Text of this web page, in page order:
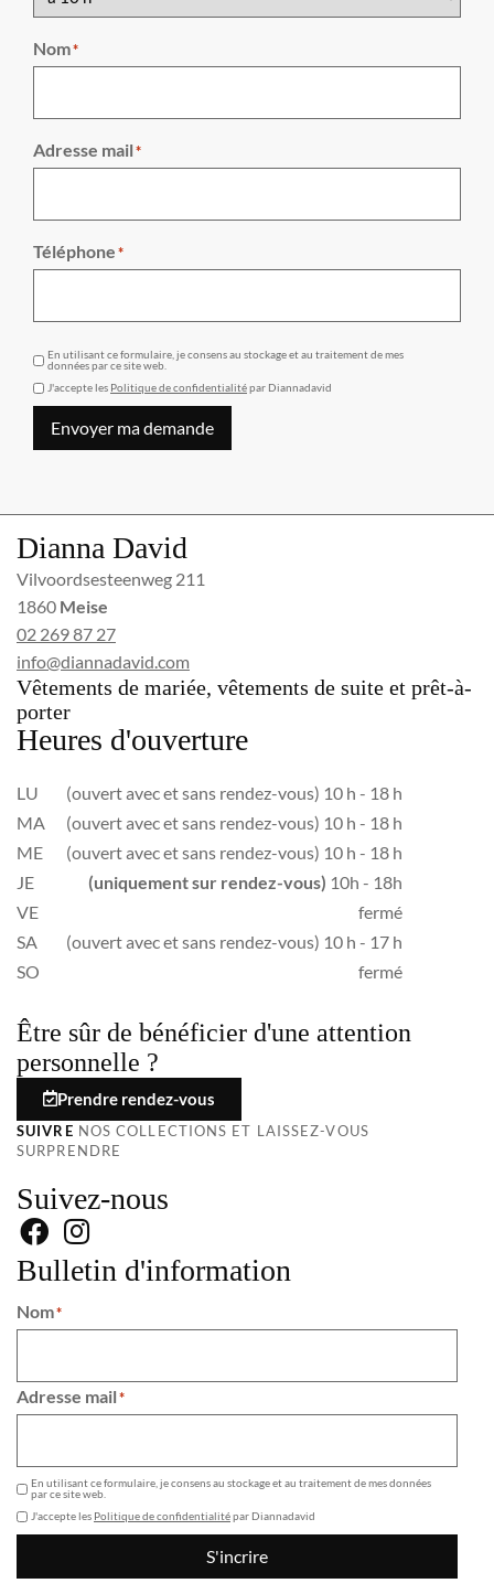
Nom*
Adresse mail*
Téléphone*
En utilisant ce formulaire, je consens au stockage et au traitement de mes
données par ce site web.
J'accepte les Politique de confidentialitépar Diannadavid
Envoyer ma demande
Dianna David
Vilvoordsesteenweg 211
1860 Meise
02 269 87 27
info@diannadavid.com
Vêtements de mariée, vêtements de suite et prêt-à-
porter
Heures d'ouverture
LU
(ouvert avec et sans rendez-vous) 10 h - 18 h
MA
(ouvert avec et sans rendez-vous) 10 h - 18 h
ME
(ouvert avec et sans rendez-vous) 10 h - 18 h
JE
(uniquement sur rendez-vous) 10h - 18h
VE
fermé
SA
(ouvert avec et sans rendez-vous) 10 h - 17 h
SO
fermé
Être sûr de bénéficier d'une attention
personnelle ?
Prendre rendez-vous
SUIVRE NOS COLLECTIONS ET LAISSEZ-VOUS
SURPRENDRE
Suivez-nous
Bulletin d'information
Nom*
Adresse mail*
En utilisant ce formulaire, je consens au stockage et au traitement de mes données
par ce site web.
J'accepte les Politique de confidentialitépar Diannadavid
S'incrire